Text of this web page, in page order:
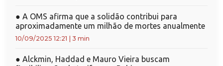
● A OMS afirma que a solidão contribui para
aproximadamente um milhão de mortes anualmente
10/09/2025 12:21 3 min
● Alckmin, Haddad e Mauro Vieira buscam